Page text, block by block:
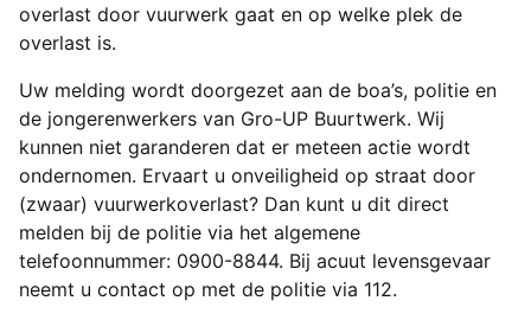
overlast door vuurwerk gaat en op welke plek de
overlast is.
Uw melding wordt doorgezet aan de boa’s, politie en
de jongerenwerkers van Gro-UP Buurtwerk. Wij
kunnen niet garanderen dat er meteen actie wordt
ondernomen. Ervaart u onveiligheid op straat door
(zwaar) vuurwerkoverlast? Dan kunt u dit direct
melden bij de politie via het algemene
telefoonnummer: 0900-8844. Bij acuut levensgevaar
neemt u contact op met de politie via 112.